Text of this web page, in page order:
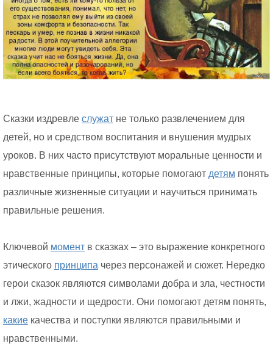
Сказки издревле служат не только развлечением для
детей, но и средством воспитания и внушения мудрых
уроков. В них часто присутствуют моральные ценности и
нравственные принципы, которые помогают детям понять
различные жизненные ситуации и научиться принимать
правильные решения.
Ключевой момент в сказках – это выражение конкретного
этического принципа через персонажей и сюжет. Нередко
герои сказок являются символами добра и зла, честности
и лжи, жадности и щедрости. Они помогают детям понять,
какие качества и поступки являются правильными и
нравственными.